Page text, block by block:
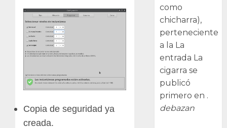
Copia de seguridad ya
creada.
como
chicharra),
perteneciente
a la La
entrada La
cigarra se
publicó
primero en .
debazan